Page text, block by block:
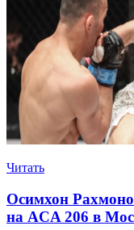
Читать
Осимхон
на ACA 206 в